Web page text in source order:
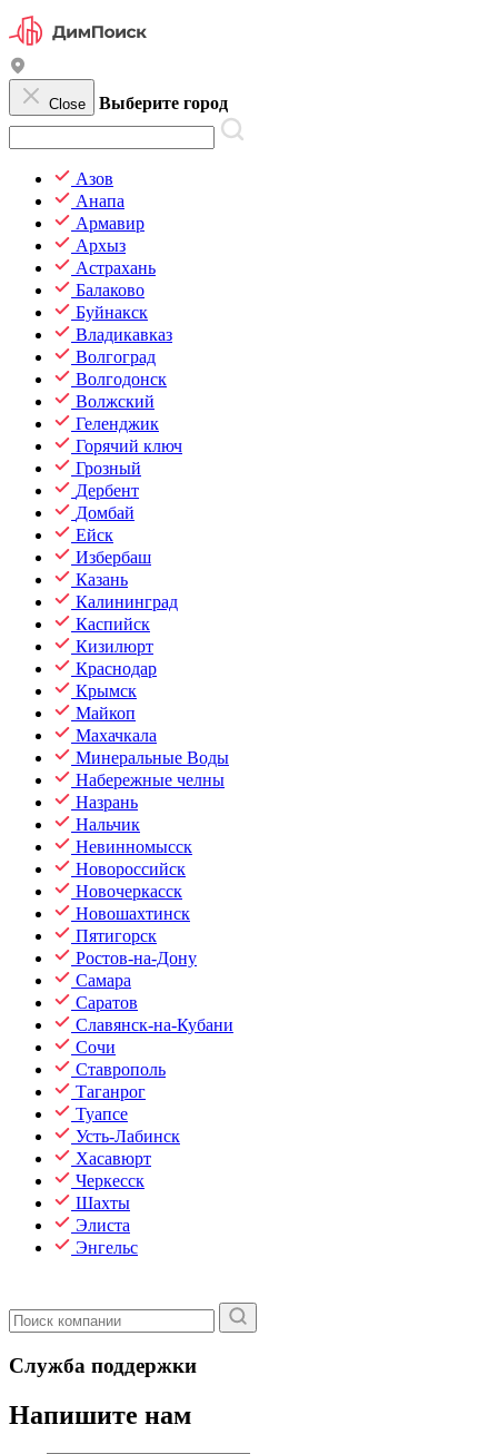
Close Выберите город
Азов
Анапа
Армавир
Архыз
Астрахань
Балаково
Буйнакск
Владикавказ
Волгоград
Волгодонск
Волжский
Геленджик
Горячий ключ
Грозный
Дербент
Домбай
Ейск
Избербаш
Казань
Калининград
Каспийск
Кизилюрт
Краснодар
Крымск
Майкоп
Махачкала
Минеральные Воды
Набережные челны
Назрань
Нальчик
Невинномысск
Новороссийск
Новочеркасск
Новошахтинск
Пятигорск
Ростов-на-Дону
Самара
Саратов
Славянск-на-Кубани
Сочи
Ставрополь
Таганрог
Туапсе
Усть-Лабинск
Хасавюрт
Черкесск
Шахты
Элиста
Энгельс
Служба поддержки
Напишите нам